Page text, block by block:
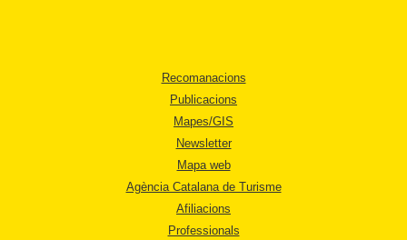
Recomanacions
Publicacions
Mapes/GIS
Newsletter
Mapa web
Agència Catalana de Turisme
Afiliacions
Professionals